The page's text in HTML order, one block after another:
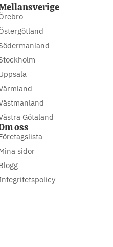
Götaland
oss
sidor